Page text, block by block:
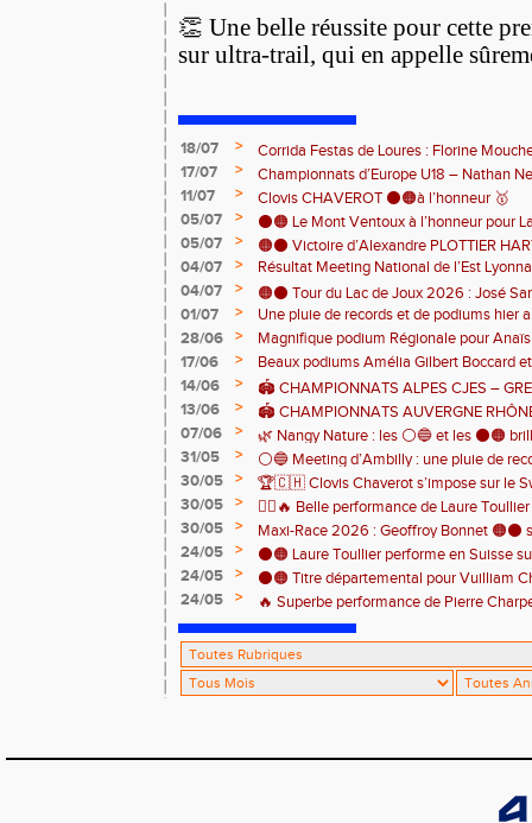
👏 Une belle réussite pour cette
sur ultra-trail, qui en appelle
18/07 >
Corrida Festas de Loures : Florine
! 🇵🇹
17/07 >
Championnats d’Europe U18 – Nathan
🇨🇭🏃
11/07 >
Clovis CHAVEROT ⚫️🟠à l’honneur 🥇
05/07
>
⚫️🟠 Le Mont Ventoux à l’honneur pour
05/07
>
🟠⚫️ Victoire d’Alexandre PLOTTIER
– La Garinette ! 🏆👏
04/07 >
Résultat Meeting National de l’Est
04/07
>
🟠⚫️ Tour du Lac de Joux 2026 : José
catégorie ! 🏃‍♂️🏆
01/07 >
Une pluie de records et de podiums hier
clôturer en beauté cette belle saison
28/06 >
Magnifique podium Régionale pour
17/06
>
Beaux podiums Amélia Gilbert Boccard
14/06
>
🏟️ CHAMPIONNATS ALPES CJES –
2026
13/06 >
🏟️ CHAMPIONNATS AUVERGNE
Pontcharra 📅 Samedi 13 juin 2026
07/06 >
🌿 Nangy Nature : les ⚪️🔵 et les ⚫️🟠
31/05
>
⚪️🔵 Meeting d’Ambilly : une pluie de
athlètes de l’EAA ! ⚫️🟠
30/05 >
🏆🇨🇭 Clovis Chaverot s’impose sur le
30/05
>
🏃‍♀️🔥 Belle performance de Laure
! 🔥🏃‍♀️
30/05 >
Maxi-Race 2026 : Geoffroy Bonnet 🟠⚫️
en catégorie M0 sur le Tour du Lac 100
24/05 >
⚫️🟠 Laure Toullier performe en Suisse
24/05
>
⚫️🟠 Titre départemental pour Vuilliam
24/05
>
🔥 Superbe performance de Pierre
Grande montagne